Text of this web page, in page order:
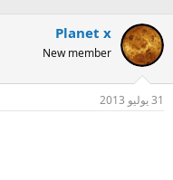
Planet x
New member
31 يوليو 2013